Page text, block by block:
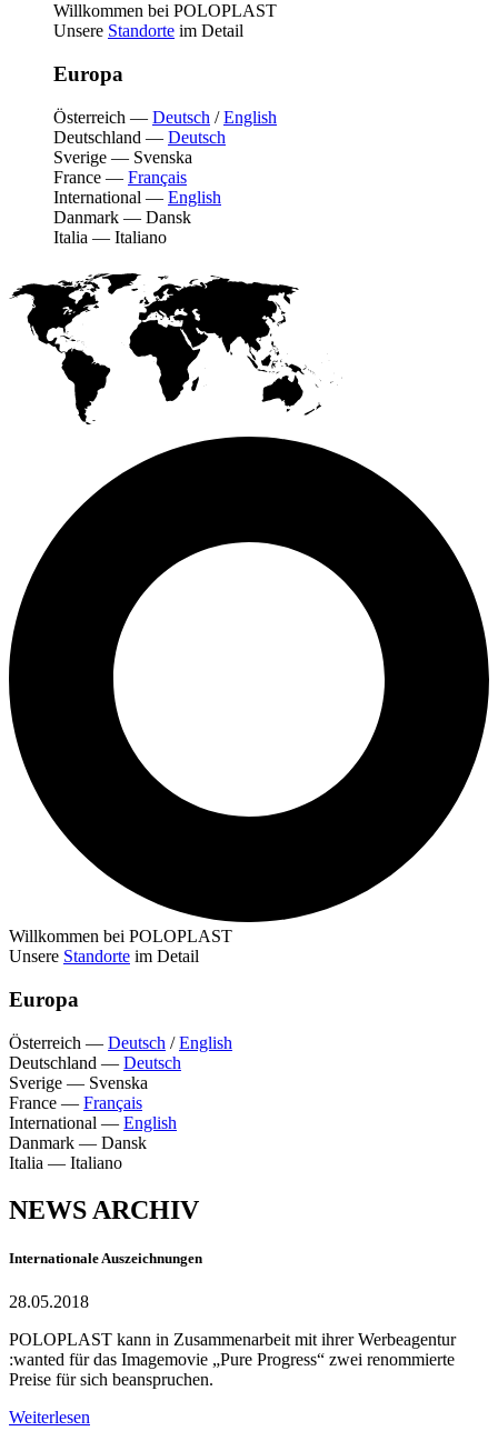
Willkommen bei POLOPLAST
Unsere Standorte im Detail
Europa
Österreich — Deutsch /English
Deutschland — Deutsch
Sverige — Svenska
France — Français
International — English
Danmark — Dansk
Italia — Italiano
Willkommen bei POLOPLAST
Unsere Standorte im Detail
Europa
Österreich — Deutsch /English
Deutschland — Deutsch
Sverige — Svenska
France — Français
International — English
Danmark — Dansk
Italia — Italiano
NEWS ARCHIV
Internationale Auszeichnungen
28.05.2018
POLOPLAST kann in Zusammenarbeit mit ihrer Werbeagentur
:wanted für das Imagemovie „Pure Progress“ zwei renommierte
Preise für sich beanspruchen.
Weiterlesen